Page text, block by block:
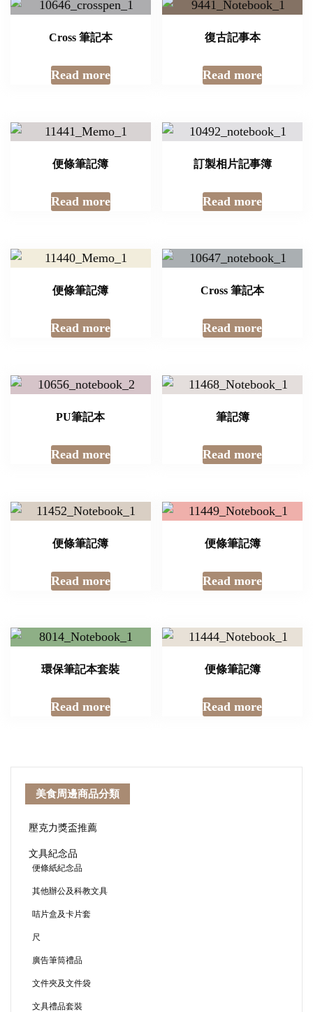
Cross 筆記本
Read more
復古記事本
Read more
便條筆記簿
Read more
訂製相片記事簿
Read more
便條筆記簿
Read more
Cross 筆記本
Read more
PU筆記本
Read more
筆記簿
Read more
便條筆記簿
Read more
便條筆記簿
Read more
環保筆記本套裝
Read more
便條筆記簿
Read more
美食周邊商品分類
壓克力獎盃推薦
文具紀念品
便條紙紀念品
其他辦公及科教文具
咭片盒及卡片套
尺
廣告筆筒禮品
文件夾及文件袋
文具禮品套裝